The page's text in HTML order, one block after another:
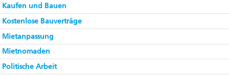
Kaufen und Bauen
Kostenlose Bauverträge
Mietanpassung
Mietnomaden
Politische Arbeit